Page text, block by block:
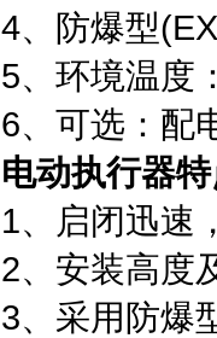
4、防爆型
5、环境温
6、可选：配
电动执行器
1、启闭迅速
2、安装高度
3、采用防爆